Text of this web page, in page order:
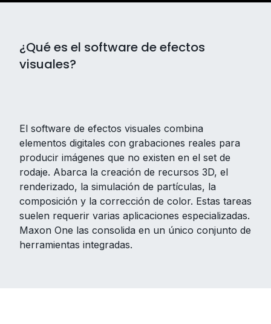
¿Qué es el software de efectos
visuales?
El software de efectos visuales combina
elementos digitales con grabaciones reales para
producir imágenes que no existen en el set de
rodaje. Abarca la creación de recursos 3D, el
renderizado, la simulación de partículas, la
composición y la corrección de color. Estas tareas
suelen requerir varias aplicaciones especializadas.
Maxon One las consolida en un único conjunto de
herramientas integradas.